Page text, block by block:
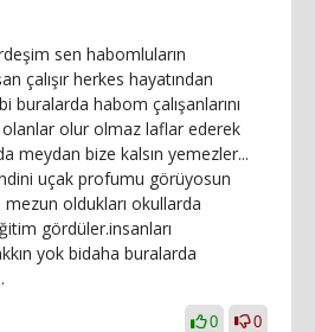
sen habomluların
çalışır herkes hayatından
buralarda habom çalışanlarını
olanlar olur olmaz laflar ederek
meydan bize kalsın yemezler...
uçak profumu görüyosun
oldukları okullarda
gördüler.insanları
yok bidaha buralarda
0 0